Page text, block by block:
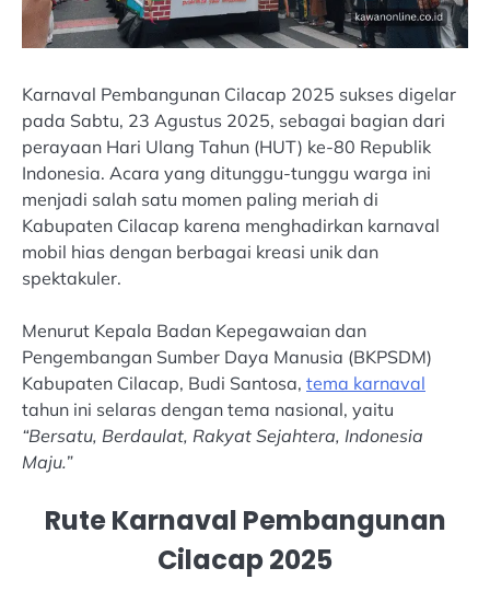
Karnaval Pembangunan Cilacap 2025 sukses digelar
pada Sabtu, 23 Agustus 2025, sebagai bagian dari
perayaan Hari Ulang Tahun (HUT) ke-80 Republik
Indonesia. Acara yang ditunggu-tunggu warga ini
menjadi salah satu momen paling meriah di
Kabupaten Cilacap karena menghadirkan karnaval
mobil hias dengan berbagai kreasi unik dan
spektakuler.
Menurut Kepala Badan Kepegawaian dan
Pengembangan Sumber Daya Manusia (BKPSDM)
Kabupaten Cilacap, Budi Santosa, tema karnaval
tahun ini selaras dengan tema nasional, yaitu
“Bersatu, Berdaulat, Rakyat Sejahtera, Indonesia
Maju.”
Rute Karnaval Pembangunan
Cilacap 2025